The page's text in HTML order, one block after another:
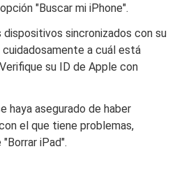
"Buscar mi iPhone".
dispositivos sincronizados con su
a cuál está
su ID de Apple con
haya asegurado de haber
el que tiene problemas,
iPad".